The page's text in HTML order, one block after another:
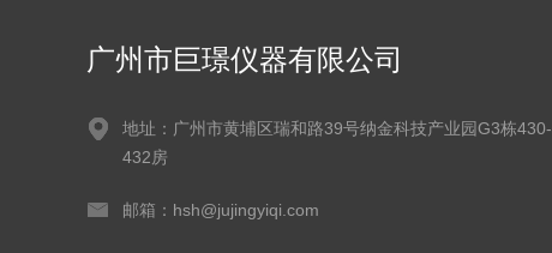
广州市巨璟仪器有限公司
地址：广州市黄埔区瑞和路39号纳金科技产业园G3栋430-
432房
邮箱：hsh@jujingyiqi.com